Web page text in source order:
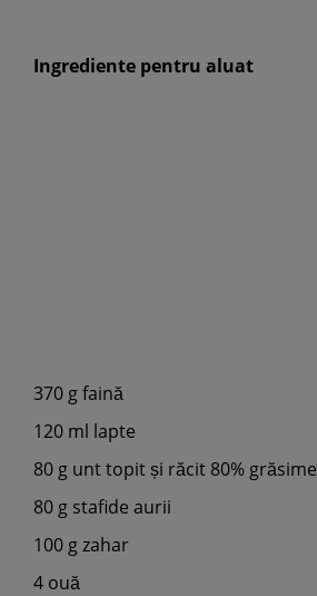
Ingrediente pentru aluat
370 g faină
120 ml lapte
80 g unt topit și răcit 80% grăsime
80 g stafide aurii
100 g zahar
4 ouă